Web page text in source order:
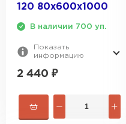
120 80х600х1000
В наличии 700 уп.
Показать
информацию
2 440 ₽